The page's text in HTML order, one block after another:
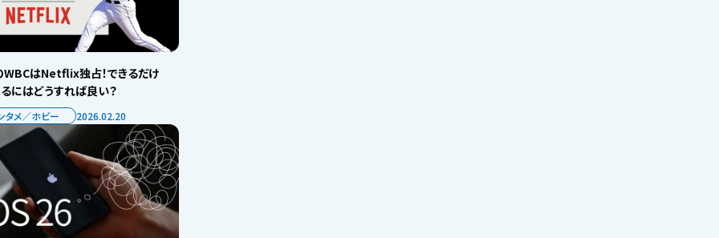
はNetflix独占！できるだけ
にはどうすれば良い？
タメ／ホビー 2026.02.20